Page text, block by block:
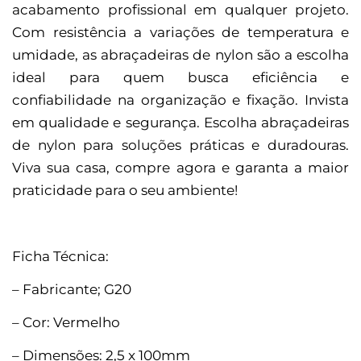
acabamento profissional em qualquer projeto.
Com resistência a variações de temperatura e
umidade, as abraçadeiras de nylon são a escolha
ideal para quem busca eficiência e
confiabilidade na organização e fixação. Invista
em qualidade e segurança. Escolha abraçadeiras
de nylon para soluções práticas e duradouras.
Viva sua casa, compre agora e garanta a maior
praticidade para o seu ambiente!
Ficha Técnica:
– Fabricante; G20
– Cor: Vermelho
– Dimensões: 2,5 x 100mm